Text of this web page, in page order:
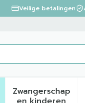
Veilige betalingen
verzorging
voor Dieet,
Zwangerschap
Toon